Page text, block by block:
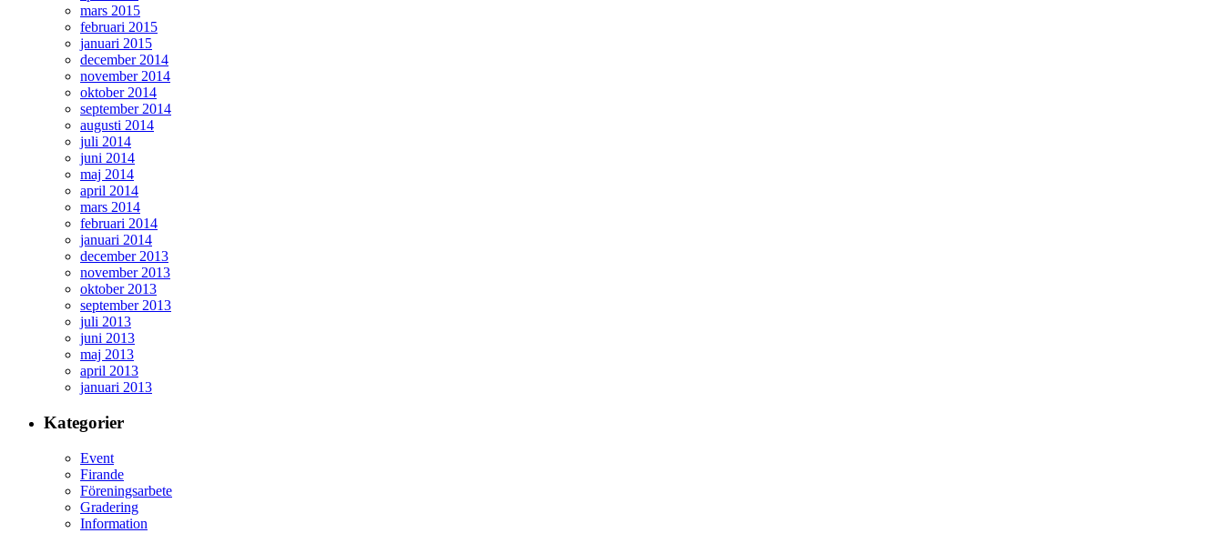
mars 2015
februari 2015
januari 2015
december 2014
november 2014
oktober 2014
september 2014
augusti 2014
juli 2014
juni 2014
maj 2014
april 2014
mars 2014
februari 2014
januari 2014
december 2013
november 2013
oktober 2013
september 2013
juli 2013
juni 2013
maj 2013
april 2013
januari 2013
Kategorier
Event
Firande
Föreningsarbete
Gradering
Information